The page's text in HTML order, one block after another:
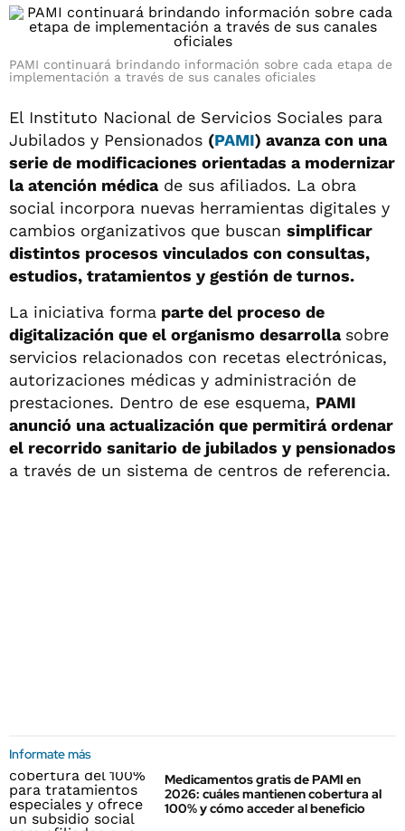
PAMI continuará brindando información sobre cada etapa de
implementación a través de sus canales oficiales
El Instituto Nacional de Servicios Sociales para
Jubilados y Pensionados (PAMI) avanza con una
serie de modificaciones orientadas a modernizar
la atención médicade sus afiliados. La obra
social incorpora nuevas herramientas digitales y
cambios organizativos que buscan simplificar
distintos procesos vinculados con consultas,
estudios, tratamientos y gestión de turnos.
La iniciativa forma parte del proceso de
digitalización que el organismo desarrolla sobre
servicios relacionados con recetas electrónicas,
autorizaciones médicas y administración de
prestaciones. Dentro de ese esquema, PAMI
anunció una actualización que permitirá ordenar
el recorrido sanitario de jubilados y pensionados
a través de un sistema de centros de referencia.
Informate más
Medicamentos gratis de PAMI en
2026: cuáles mantienen cobertura al
100% y cómo acceder al beneficio